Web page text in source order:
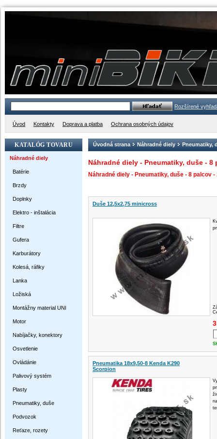
Rozšírené
Úvod Kontakty Doprava a platba Ochrana osobných údajov
KATALÓG TOVARU
Náhradné diely
Batérie
Brzdy
Doplnky
Elektro - inštalácia
Filtre
Gufera
Karburátory
Kolesá, ráfiky
Lanka
Ložiská
Montážny material UNI
Motor
Nabíjačky, konektory
Osvetlenie
Ovládánie
Palivový systém
Plasty
Pneumatiky, duše
Podvozok
Reťaze, rozety
Úvodná strana Náhradné diely Pneumatiky,
Náhradné diely - Pneumatiky, duše - 8
Náhradné diely - Pneumatiky, duše - 8 palcov
Duše 12,5x2,75 minicross
Pneumatika 18x9,50-8 Kenda K290
Scorpion